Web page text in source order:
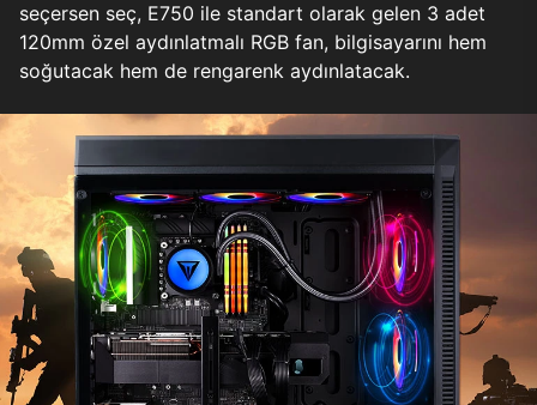
seçersen seç, E750 ile standart olarak gelen 3 adet
120mm özel aydınlatmalı RGB fan, bilgisayarını hem
soğutacak hem de rengarenk aydınlatacak.